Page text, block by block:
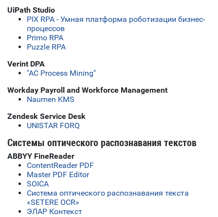
UiPath Studio
PIX RPA - Умная платформа роботизации бизнес-
процессов
Primo RPA
Puzzle RPA
Verint DPA
"АС Process Mining"
Workday Payroll and Workforce Management
Naumen KMS
Zendesk Service Desk
UNISTAR FORQ
Системы оптического распознавания текстов
ABBYY FineReader
ContentReader PDF
Master PDF Editor
SOICA
Система оптического распознавания текста
«SETERE OCR»
ЭЛАР Контекст